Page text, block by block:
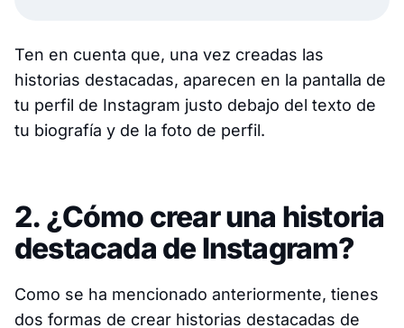
Ten en cuenta que, una vez creadas las
historias destacadas, aparecen en la pantalla de
tu perfil de Instagram justo debajo del texto de
tu biografía y de la foto de perfil.
2. ¿Cómo crear una historia
destacada de Instagram?
Como se ha mencionado anteriormente, tienes
dos formas de crear historias destacadas de